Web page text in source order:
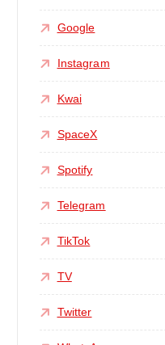
Google
Instagram
Kwai
SpaceX
Spotify
Telegram
TikTok
TV
Twitter